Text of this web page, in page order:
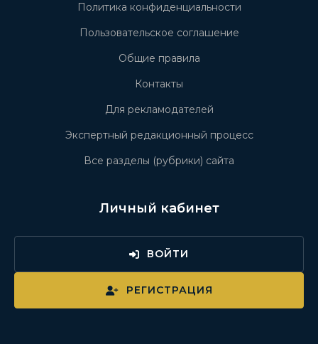
Политика конфиденциальности
Пользовательское соглашение
Общие правила
Контакты
Для рекламодателей
Экспертный редакционный процесс
Все разделы (рубрики) сайта
Личный кабинет
ВОЙТИ
РЕГИСТРАЦИЯ